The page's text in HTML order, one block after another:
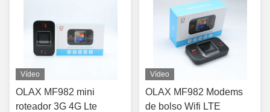
Vídeo
OLAX MF982 mini
roteador 3G 4G Lte
Vídeo
OLAX MF982 Modems
de bolso Wifi LTE